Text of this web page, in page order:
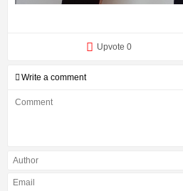
Upvote 0
Write a comment